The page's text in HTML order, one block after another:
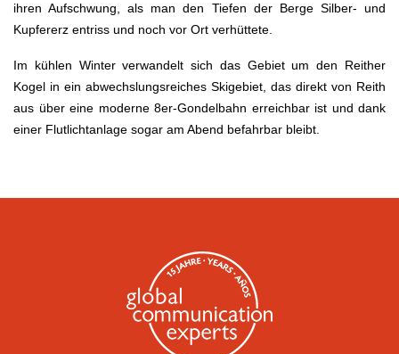
ihren Aufschwung, als man den Tiefen der Berge Silber- und
Kupfererz entriss und noch vor Ort verhüttete.
Im kühlen Winter verwandelt sich das Gebiet um den Reither
Kogel in ein abwechslungsreiches Skigebiet, das direkt von Reith
aus über eine moderne 8er-Gondelbahn erreichbar ist und dank
einer Flutlichtanlage sogar am Abend befahrbar bleibt.